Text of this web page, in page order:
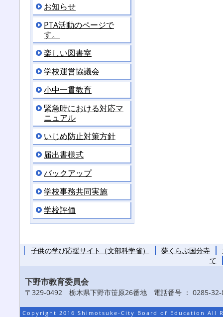
お知らせ
PTA活動のページで
す。
楽しい図書室
学校運営協議会
小中一貫教育
緊急時における対応マ
ニュアル
いじめ防止対策方針
届出書様式
バックアップ
学校事務共同実施
学校評価
子供の学び応援サイト（文部科学省） 夢くらぶ国分寺
て
下野市教育委員会
〒329-0492 栃木県下野市笹原26番地 電話番号 ： 0285-32-
Copyright 2016 Shimotsuke-City Board of Education All